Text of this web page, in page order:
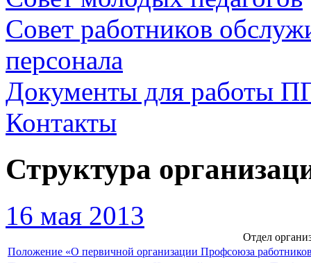
Совет работников
персонала
Документы для работы
Контакты
Структура
16 мая 2013
Отдел
Положение «О первичной организации Профсоюза